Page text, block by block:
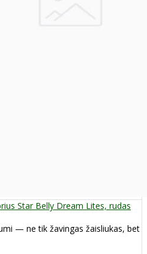
Star Belly Dream Lites, rudas
— ne tik žavingas žaisliukas, bet